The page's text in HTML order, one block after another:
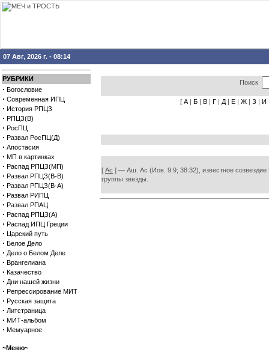
07 Авг, 2026 г. - 08:14
РУБРИКИ
· Богословие
· Современная ИПЦ
· История РПЦЗ
· РПЦЗ(В)
· РосПЦ
· Развал РосПЦ(Д)
· Апостасия
· МП в картинках
· Распад РПЦЗ(МП)
· Развал РПЦЗ(В-В)
· Развал РПЦЗ(В-А)
· Развал РИПЦ
· Развал РПАЦ
· Распад РПЦЗ(А)
· Распад ИПЦ Греции
· Царский путь
· Белое Дело
· Дело о Белом Деле
· Врангелиана
· Казачество
· Дни нашей жизни
· Репрессирование МИТ
· Русская защита
· Литстраница
· МИТ-альбом
· Мемуарное
~Меню~
Поиск
[ А | Б | В | Г | Д | Е | Ж | З | И
[ Ас ] — Аш. Ас (Иов. 9:9; 38:32), известное
группы звезды.